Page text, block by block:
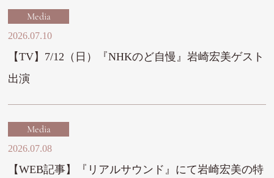
Media
2026.07.10
【TV】7/12（日）『NHKのど自慢』岩崎宏美ゲスト
出演
Media
2026.07.08
【WEB記事】『リアルサウンド』にて岩崎宏美の特